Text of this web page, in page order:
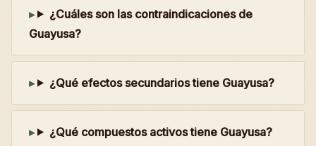
¿Cuáles son las contraindicaciones de
Guayusa?
¿Qué efectos secundarios tiene Guayusa?
¿Qué compuestos activos tiene Guayusa?